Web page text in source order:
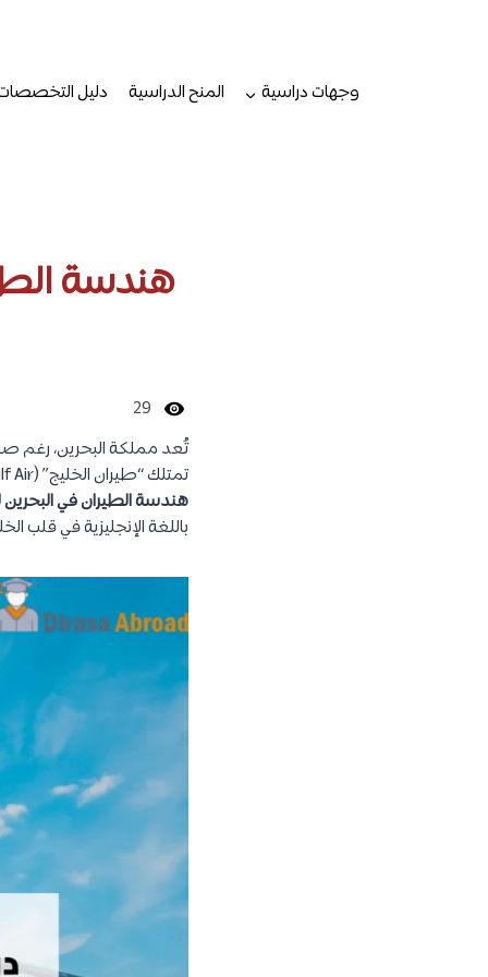
وجهات دراسية
المنح الدراسية دليل
هندسة الطيران في
29
تُعد مملكة البحرين، رغم
تمتلك “طيران الخليج” (Gulf Air)، أول شركة طيران تجارية في المنطقة، وتعتبر مقراً إقليمياً لشركات عالمية مثل (DHL). دراسة
هندسة الطيران في البحرين
باللغة الإنجليزية في قلب